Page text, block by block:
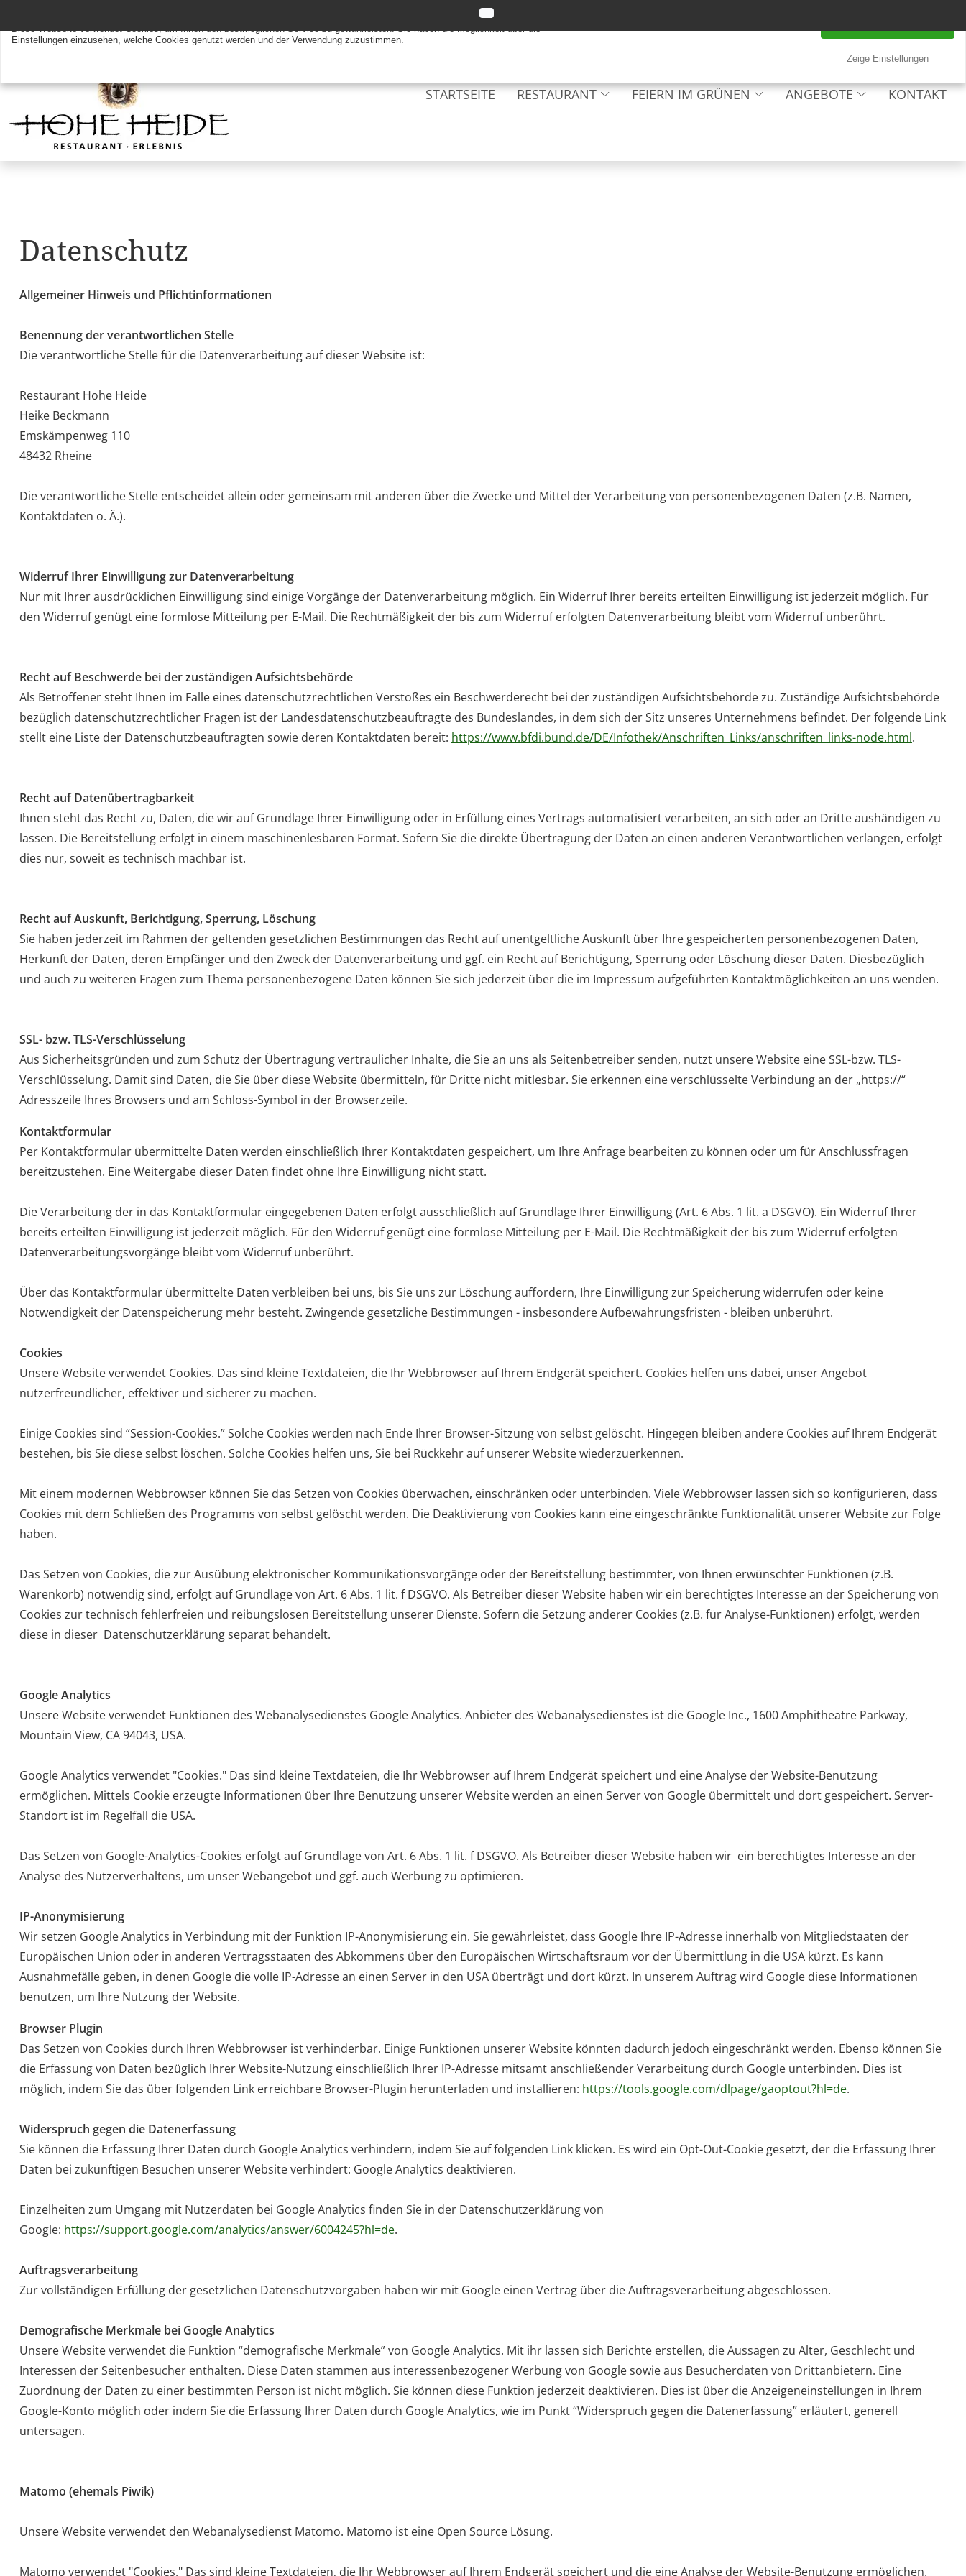
STARTSEITE RESTAURANT FEIERN IM GRÜNEN ANGEBOTE KONTAKT
Datenschutz
Allgemeiner Hinweis und Pflichtinformationen
Benennung der verantwortlichen Stelle
Die verantwortliche Stelle für die Datenverarbeitung auf dieser Website ist:
Restaurant Hohe Heide
Heike Beckmann
Emskämpenweg 110
48432 Rheine
Die verantwortliche Stelle entscheidet allein oder gemeinsam mit anderen über die Zwecke und Mittel der Verarbeitung von personenbezogenen Daten (z.B. Namen,
Kontaktdaten o. Ä.).
Widerruf Ihrer Einwilligung zur Datenverarbeitung
Nur mit Ihrer ausdrücklichen Einwilligung sind einige Vorgänge der Datenverarbeitung möglich. Ein Widerruf Ihrer bereits erteilten Einwilligung ist jederzeit möglich. Für
den Widerruf genügt eine formlose Mitteilung per E-Mail. Die Rechtmäßigkeit der bis zum Widerruf erfolgten Datenverarbeitung bleibt vom Widerruf unberührt.
Recht auf Beschwerde bei der zuständigen Aufsichtsbehörde
Als Betroffener steht Ihnen im Falle eines datenschutzrechtlichen Verstoßes ein Beschwerderecht bei der zuständigen Aufsichtsbehörde zu. Zuständige Aufsichtsbehörde
bezüglich datenschutzrechtlicher Fragen ist der Landesdatenschutzbeauftragte des Bundeslandes, in dem sich der Sitz unseres Unternehmens befindet. Der folgende Link
stellt eine Liste der Datenschutzbeauftragten sowie deren Kontaktdaten bereit: https://www.bfdi.bund.de/DE/Infothek/Anschriften_Links/anschriften_links-node.html.
Recht auf Datenübertragbarkeit
Ihnen steht das Recht zu, Daten, die wir auf Grundlage Ihrer Einwilligung oder in Erfüllung eines Vertrags automatisiert verarbeiten, an sich oder an Dritte aushändigen zu
lassen. Die Bereitstellung erfolgt in einem maschinenlesbaren Format. Sofern Sie die direkte Übertragung der Daten an einen anderen Verantwortlichen verlangen, erfolgt
dies nur, soweit es technisch machbar ist.
Recht auf Auskunft, Berichtigung, Sperrung, Löschung
Sie haben jederzeit im Rahmen der geltenden gesetzlichen Bestimmungen das Recht auf unentgeltliche Auskunft über Ihre gespeicherten personenbezogenen Daten,
Herkunft der Daten, deren Empfänger und den Zweck der Datenverarbeitung und ggf. ein Recht auf Berichtigung, Sperrung oder Löschung dieser Daten. Diesbezüglich
und auch zu weiteren Fragen zum Thema personenbezogene Daten können Sie sich jederzeit über die im Impressum aufgeführten Kontaktmöglichkeiten an uns wenden.
SSL- bzw. TLS-Verschlüsselung
Aus Sicherheitsgründen und zum Schutz der Übertragung vertraulicher Inhalte, die Sie an uns als Seitenbetreiber senden, nutzt unsere Website eine SSL-bzw. TLS-
Verschlüsselung. Damit sind Daten, die Sie über diese Website übermitteln, für Dritte nicht mitlesbar. Sie erkennen eine verschlüsselte Verbindung an der „https://“
Adresszeile Ihres Browsers und am Schloss-Symbol in der Browserzeile.
Kontaktformular
Per Kontaktformular übermittelte Daten werden einschließlich Ihrer Kontaktdaten gespeichert, um Ihre Anfrage bearbeiten zu können oder um für Anschlussfragen
bereitzustehen. Eine Weitergabe dieser Daten findet ohne Ihre Einwilligung nicht statt.
Die Verarbeitung der in das Kontaktformular eingegebenen Daten erfolgt ausschließlich auf Grundlage Ihrer Einwilligung (Art. 6 Abs. 1 lit. a DSGVO). Ein Widerruf Ihrer
bereits erteilten Einwilligung ist jederzeit möglich. Für den Widerruf genügt eine formlose Mitteilung per E-Mail. Die Rechtmäßigkeit der bis zum Widerruf erfolgten
Datenverarbeitungsvorgänge bleibt vom Widerruf unberührt.
Über das Kontaktformular übermittelte Daten verbleiben bei uns, bis Sie uns zur Löschung auffordern, Ihre Einwilligung zur Speicherung widerrufen oder keine
Notwendigkeit der Datenspeicherung mehr besteht. Zwingende gesetzliche Bestimmungen - insbesondere Aufbewahrungsfristen - bleiben unberührt.
Cookies
Unsere Website verwendet Cookies. Das sind kleine Textdateien, die Ihr Webbrowser auf Ihrem Endgerät speichert. Cookies helfen uns dabei, unser Angebot
nutzerfreundlicher, effektiver und sicherer zu machen.
Einige Cookies sind “Session-Cookies.” Solche Cookies werden nach Ende Ihrer Browser-Sitzung von selbst gelöscht. Hingegen bleiben andere Cookies auf Ihrem Endgerät
bestehen, bis Sie diese selbst löschen. Solche Cookies helfen uns, Sie bei Rückkehr auf unserer Website wiederzuerkennen.
Mit einem modernen Webbrowser können Sie das Setzen von Cookies überwachen, einschränken oder unterbinden. Viele Webbrowser lassen sich so konfigurieren, dass
Cookies mit dem Schließen des Programms von selbst gelöscht werden. Die Deaktivierung von Cookies kann eine eingeschränkte Funktionalität unserer Website zur Folge
haben.
Das Setzen von Cookies, die zur Ausübung elektronischer Kommunikationsvorgänge oder der Bereitstellung bestimmter, von Ihnen erwünschter Funktionen (z.B.
Warenkorb) notwendig sind, erfolgt auf Grundlage von Art. 6 Abs. 1 lit. f DSGVO. Als Betreiber dieser Website haben wir ein berechtigtes Interesse an der Speicherung von
Cookies zur technisch fehlerfreien und reibungslosen Bereitstellung unserer Dienste. Sofern die Setzung anderer Cookies (z.B. für Analyse-Funktionen) erfolgt, werden
diese in dieser Datenschutzerklärung separat behandelt.
Google Analytics
Unsere Website verwendet Funktionen des Webanalysedienstes Google Analytics. Anbieter des Webanalysedienstes ist die Google Inc., 1600 Amphitheatre Parkway,
Mountain View, CA 94043, USA.
Google Analytics verwendet "Cookies." Das sind kleine Textdateien, die Ihr Webbrowser auf Ihrem Endgerät speichert und eine Analyse der Website-Benutzung
ermöglichen. Mittels Cookie erzeugte Informationen über Ihre Benutzung unserer Website werden an einen Server von Google übermittelt und dort gespeichert. Server-
Standort ist im Regelfall die USA.
Das Setzen von Google-Analytics-Cookies erfolgt auf Grundlage von Art. 6 Abs. 1 lit. f DSGVO. Als Betreiber dieser Website haben wir ein berechtigtes Interesse an der
Analyse des Nutzerverhaltens, um unser Webangebot und ggf. auch Werbung zu optimieren.
IP-Anonymisierung
Wir setzen Google Analytics in Verbindung mit der Funktion IP-Anonymisierung ein. Sie gewährleistet, dass Google Ihre IP-Adresse innerhalb von Mitgliedstaaten der
Europäischen Union oder in anderen Vertragsstaaten des Abkommens über den Europäischen Wirtschaftsraum vor der Übermittlung in die USA kürzt. Es kann
Ausnahmefälle geben, in denen Google die volle IP-Adresse an einen Server in den USA überträgt und dort kürzt. In unserem Auftrag wird Google diese Informationen
benutzen, um Ihre Nutzung der Website.
Browser Plugin
Das Setzen von Cookies durch Ihren Webbrowser ist verhinderbar. Einige Funktionen unserer Website könnten dadurch jedoch eingeschränkt werden. Ebenso können Sie
die Erfassung von Daten bezüglich Ihrer Website-Nutzung einschließlich Ihrer IP-Adresse mitsamtanschließender Verarbeitung durch Google unterbinden. Dies ist
möglich, indem Sie das über folgenden Link erreichbare Browser-Plugin herunterladen und installieren: https://tools.google.com/dlpage/gaoptout?hl=de.
Widerspruch gegen die Datenerfassung
Sie können die Erfassung Ihrer Daten durch Google Analytics verhindern, indem Sie auf folgenden Link klicken. Es wird ein Opt-Out-Cookie gesetzt, der die Erfassung Ihrer
Daten bei zukünftigen Besuchen unserer Website verhindert: Google Analytics deaktivieren.
Einzelheiten zum Umgang mit Nutzerdaten bei Google Analytics finden Sie in der Datenschutzerklärung von
Google: https://support.google.com/analytics/answer/6004245?hl=de.
Auftragsverarbeitung
Zur vollständigen Erfüllung der gesetzlichen Datenschutzvorgaben haben wir mit Google einen Vertrag über die Auftragsverarbeitung abgeschlossen.
Demografische Merkmale bei Google Analytics
Unsere Website verwendet die Funktion “demografische Merkmale” von Google Analytics. Mit ihr lassen sich Berichte erstellen, die Aussagen zu Alter, Geschlecht und
Interessen der Seitenbesucher enthalten. Diese Daten stammen aus interessenbezogener Werbungvon Google sowie aus Besucherdaten von Drittanbietern. Eine
Zuordnung der Daten zu einer bestimmten Person ist nicht möglich. Sie können diese Funktion jederzeit deaktivieren. Dies ist über die Anzeigeneinstellungen in Ihrem
Google-Konto möglich oder indem Sie die Erfassung Ihrer Daten durch Google Analytics, wie im Punkt “Widerspruch gegen die Datenerfassung” erläutert, generell
untersagen.
Matomo (ehemals Piwik)
Unsere Website verwendet den Webanalysedienst Matomo. Matomo ist eine Open Source Lösung.
Matomo verwendet "Cookies." Das sind kleine Textdateien, die Ihr Webbrowser auf Ihrem Endgerät speichert und die eine Analyse der Website-Benutzung ermöglichen.
Diese Webseite verwendet Cookies, um Ihnen den bestmöglichen Service zu gewährleisten. Sie haben die Möglichkeit über die
Einstellungen einzusehen, welche Cookies genutzt werden und der Verwendung zuzustimmen.
Zeige Einstellungen